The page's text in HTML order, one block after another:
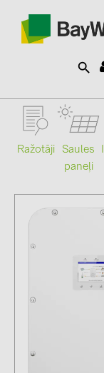
SOLAR-PLANIT
Informācija
Katalogi
Ražotāji
Saules
paneļi